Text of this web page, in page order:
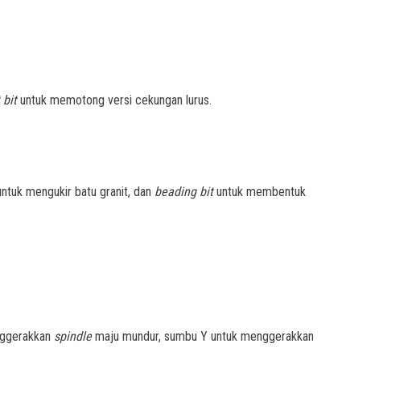
bituntuk memotong versi cekungan lurus.
mengukir batu granit, dan beading bituntuk membentuk
spindlemaju mundur, sumbu Y untuk menggerakkan